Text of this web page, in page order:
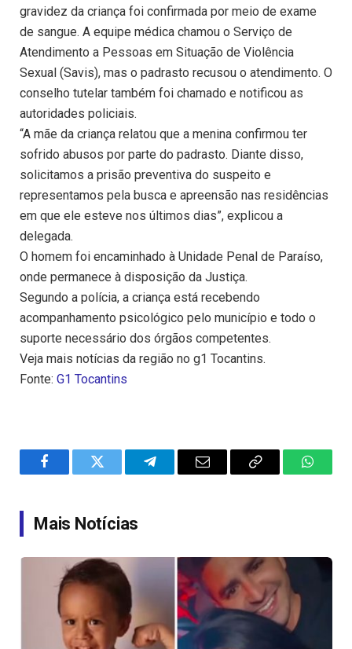
gravidez da criança foi confirmada por meio de exame
de sangue. A equipe médica chamou o Serviço de
Atendimento a Pessoas em Situação de Violência
Sexual (Savis), mas o padrasto recusou o atendimento. O
conselho tutelar também foi chamado e notificou as
autoridades policiais.
“A mãe da criança relatou que a menina confirmou ter
sofrido abusos por parte do padrasto. Diante disso,
solicitamos a prisão preventiva do suspeito e
representamos pela busca e apreensão nas residências
em que ele esteve nos últimos dias”, explicou a
delegada.
O homem foi encaminhado à Unidade Penal de Paraíso,
onde permanece à disposição da Justiça.
Segundo a polícia, a criança está recebendo
acompanhamento psicológico pelo município e todo o
suporte necessário dos órgãos competentes.
Veja mais notícias da região no g1 Tocantins.
Fonte: G1 Tocantins
FacebookTwitter TelegramEmail
Copy
Mais Notícias